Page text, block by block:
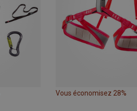
Vous économisez 28%